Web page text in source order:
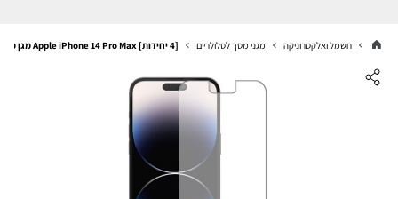
חשמל ואלקטרוניקה מגני מסך לסלולריים [4 יחידות] Apple iPhone 14 Pro Max מגן מסך הידרוג'ל שקוף (סיליקון) סקרין מובייל